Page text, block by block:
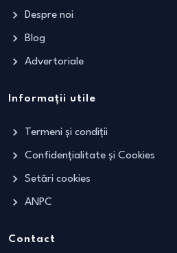
Despre noi
Blog
Advertoriale
Informații utile
Termeni și condiții
Confidențialitate și Cookies
Setări cookies
ANPC
Contact